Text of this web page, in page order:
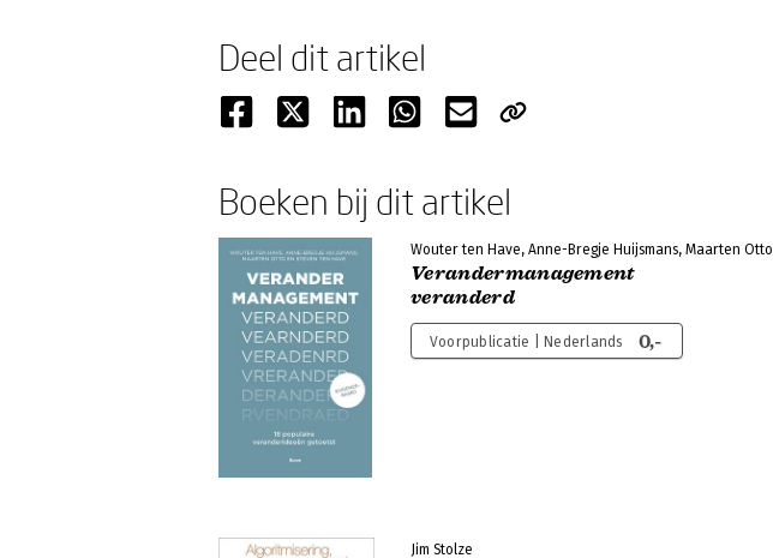
Deel dit artikel
Boeken bij dit artikel
Wouter ten Have, Anne-Bregje Huijsmans, Maarten Otto
Verandermanagement
veranderd
Voorpublicatie | Nederlands 0,-
Jim Stolze